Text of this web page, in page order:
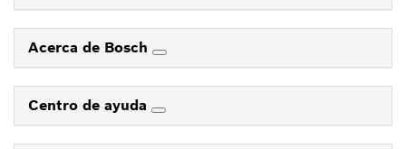
Acerca de Bosch
Centro de ayuda